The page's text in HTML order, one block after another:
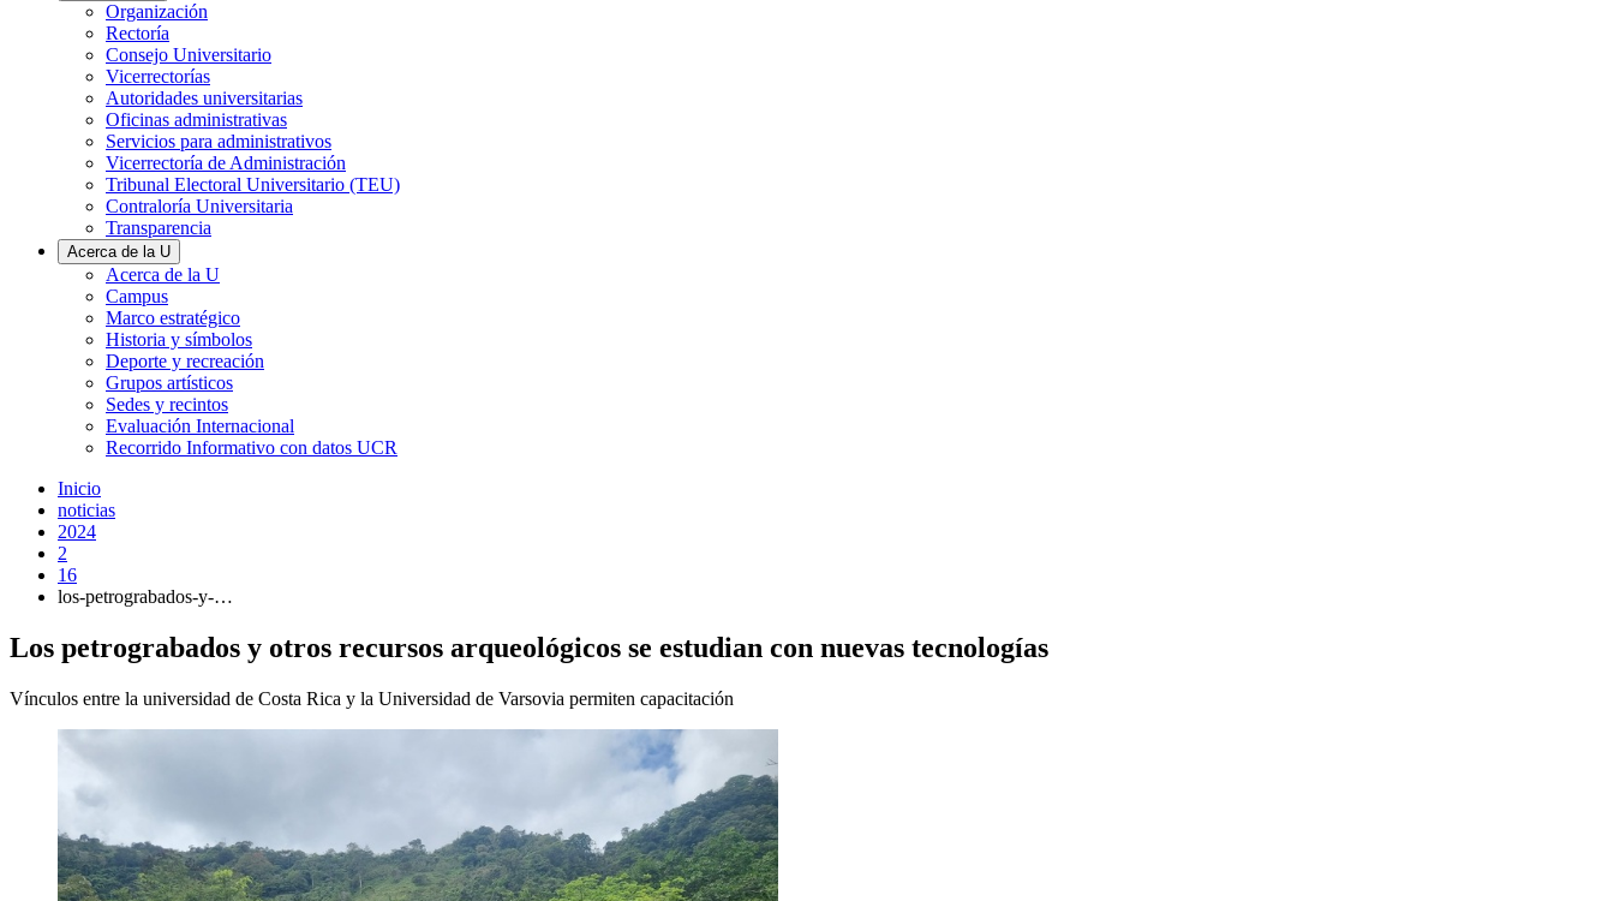
Organización
Rectoría
Consejo Universitario
Vicerrectorías
Autoridades universitarias
Oficinas administrativas
Servicios para administrativos
Vicerrectoría de Administración
Tribunal Electoral Universitario (TEU)
Contraloría Universitaria
Transparencia
Acerca de la U
Acerca de la U
Campus
Marco estratégico
Historia y símbolos
Deporte y recreación
Grupos artísticos
Sedes y recintos
Evaluación Internacional
Recorrido Informativo con datos UCR
Inicio
noticias
2024
2
16
los-petrograbados-y-…
Los petrograbados y otros recursos arqueológicos se estudian con nuevas tecnologías
Vínculos entre la universidad de Costa Rica y la Universidad de Varsovia permiten capacitación